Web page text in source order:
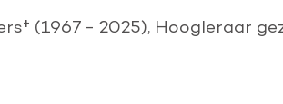
(1967 - 2025), Hoogleraar